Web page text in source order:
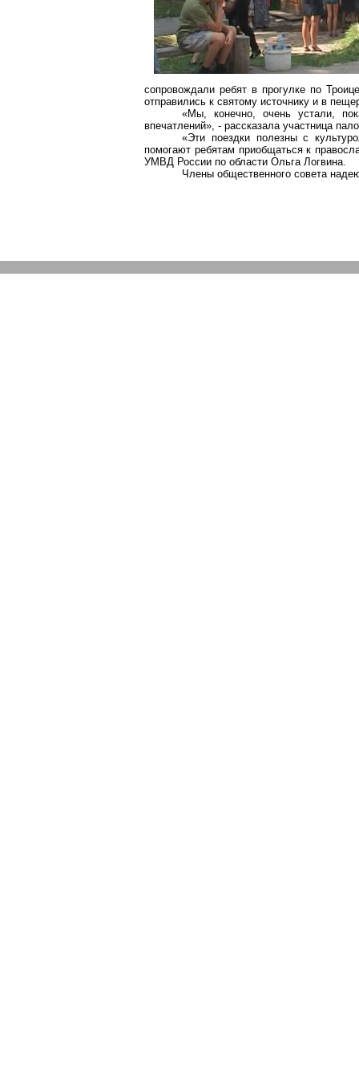
сопровождали ребят в прогулке по
отправились к святому источнику и в
«Мы, конечно, очень устали,
впечатлений», - рассказала участница
«Эти поездки полезны с
помогают ребятам приобщаться к
УМВД России по области Ольга Логвина.
Члены общественного совета